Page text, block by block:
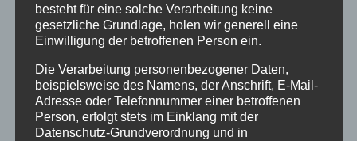
„GENERALPROBE“ (nur für Tanzschüler) !!!
➤ Pflichttermin für ALLE TANZSCHÜLER, die am
Ball teilnehmen
im Anschluss :
Samstag, 25.06. 18:00 Uhr:
Schülerparty (nur für Tanzschüler und
Gäste)
besteht für eine solche Verarbeitung keine
gesetzliche Grundlage, holen wir generell eine
Einwilligung der betroffenen Person ein.
Die Verarbeitung personenbezogener Daten,
beispielsweise des Namens, der Anschrift, E-Mail-
Adresse oder Telefonnummer einer betroffenen
Person, erfolgt stets im Einklang mit der
Datenschutz-Grundverordnung und in